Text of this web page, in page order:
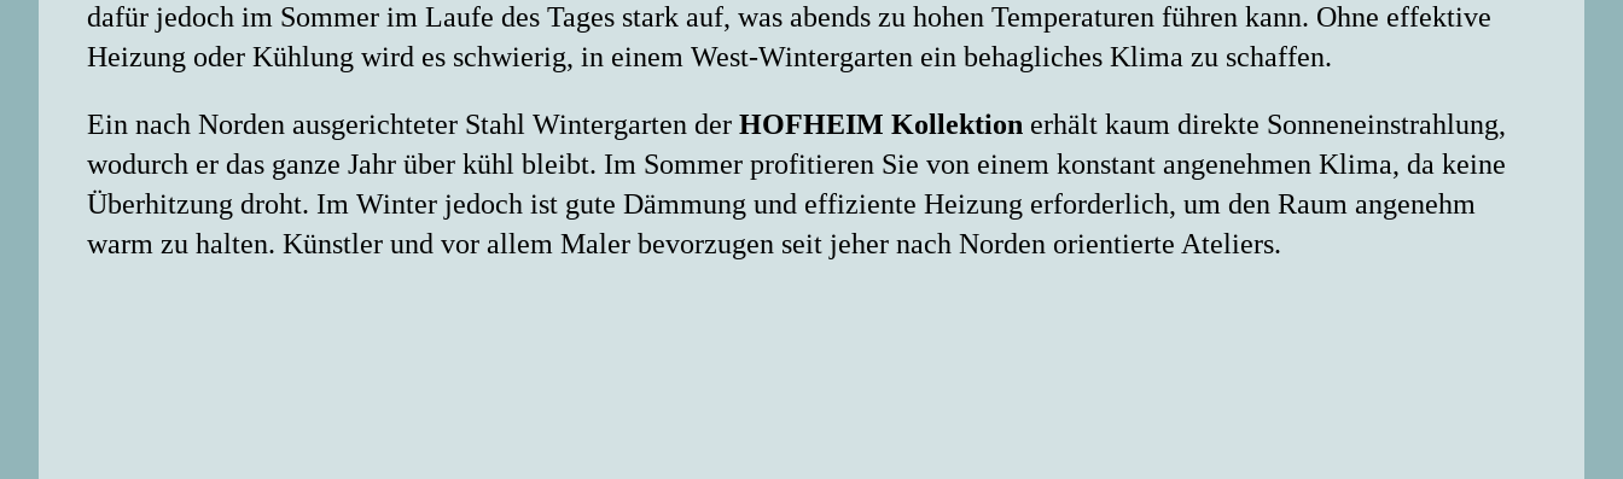
dafür jedoch im Sommer im Laufe des Tages stark auf, was abends zu hohen Temperaturen führen kann. Ohne effektive
Heizung oder Kühlung wird es schwierig, in einem West-Wintergarten ein behagliches Klima zu schaffen.
Ein nach Norden ausgerichteter Stahl Wintergarten der HOFHEIM Kollektion erhält kaum direkte Sonneneinstrahlung,
wodurch er das ganze Jahr über kühl bleibt. Im Sommer profitieren Sie von einem konstant angenehmen Klima, da keine
Überhitzung droht. Im Winter jedoch ist gute Dämmung und effiziente Heizung erforderlich, um den Raum angenehm
warm zu halten. Künstler und vor allem Maler bevorzugen seit jeher nach Norden orientierte Ateliers.